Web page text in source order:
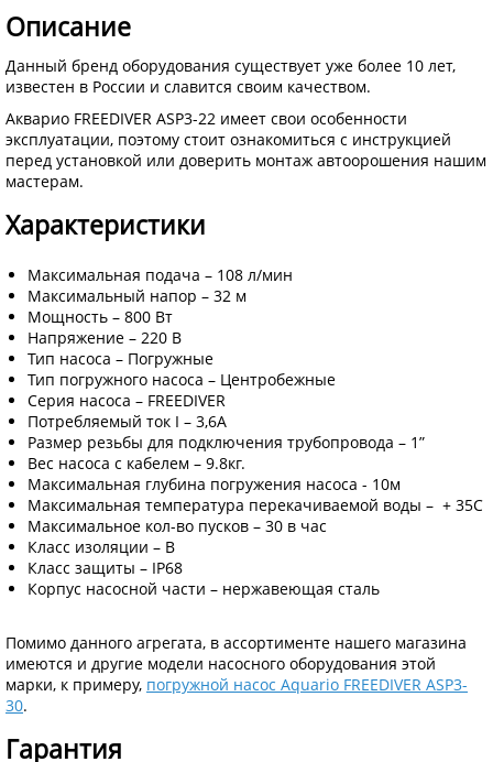
Описание
Данный бренд оборудования существует уже более 10 лет,
известен в России и славится своим качеством.
Акварио FREEDIVER ASP3-22 имеет свои особенности
эксплуатации, поэтому стоит ознакомиться с инструкцией
перед установкой или доверить монтаж автоорошения нашим
мастерам.
Характеристики
Максимальная подача – 108 л/мин
Максимальный напор – 32 м
Мощность – 800 Вт
Напряжение – 220 В
Тип насоса – Погружные
Тип погружного насоса – Центробежные
Серия насоса – FREEDIVER
Потребляемый ток I – 3,6А
Размер резьбы для подключения трубопровода – 1”
Вес насоса с кабелем – 9.8кг.
Максимальная глубина погружения насоса - 10м
Максимальная температура перекачиваемой воды – + 35C
Максимальное кол-во пусков – 30 в час
Класс изоляции – В
Класс защиты – IP68
Корпус насосной части – нержавеющая сталь
Помимо данного агрегата, в ассортименте нашего магазина
имеются и другие модели насосного оборудования этой
марки, к примеру, погружной насос Aquario FREEDIVER ASP3-
30.
Гарантия